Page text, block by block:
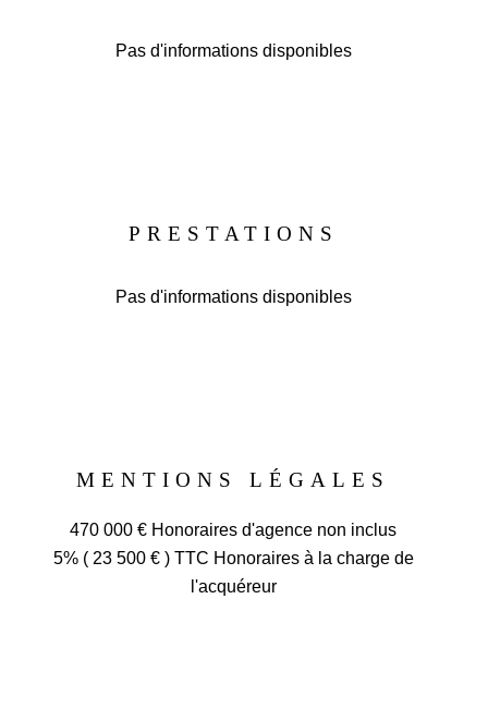
Pas d'informations disponibles
PRESTATIONS
Pas d'informations disponibles
MENTIONS LÉGALES
470 000 € Honoraires d'agence non inclus
5% ( 23 500 € ) TTC Honoraires à la charge de
l'acquéreur